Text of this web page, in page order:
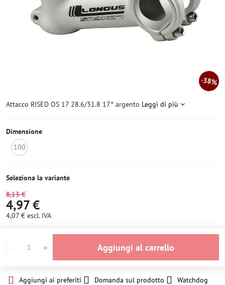
38%
Attacco RISED OS 17 28.6/31.8 17° argento Leggi di più
Dimensione
100
Seleziona la variante
8,13 €
4,97 €
4,07 € escl. IVA
Aggiungi al carrello
Aggiungi ai preferiti Domanda sul prodotto
Watchdog